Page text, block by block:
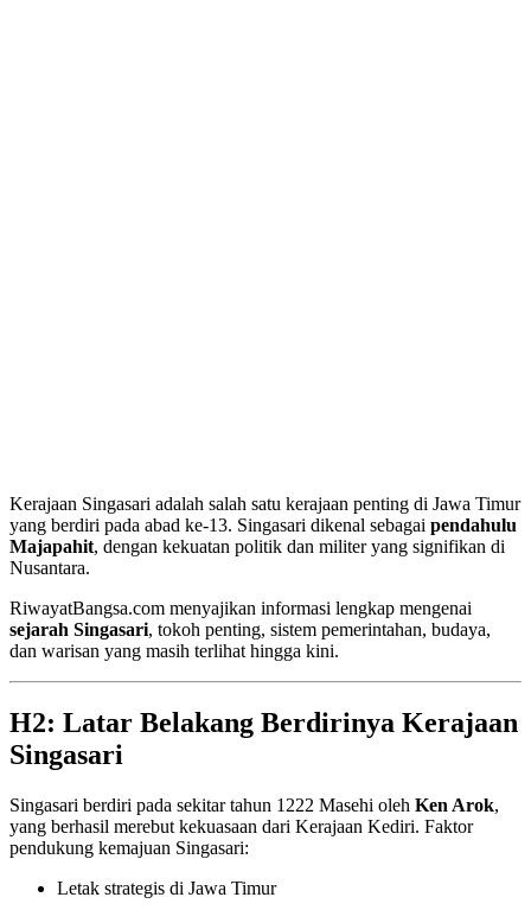
Kerajaan Singasari adalah salah satu kerajaan penting di Jawa Timur
yang berdiri pada abad ke-13. Singasari dikenal sebagai pendahulu
Majapahit, dengan kekuatan politik dan militer yang signifikan di
Nusantara.
RiwayatBangsa.com menyajikan informasi lengkap mengenai
sejarah Singasari, tokoh penting, sistem pemerintahan, budaya,
dan warisan yang masih terlihat hingga kini.
H2: Latar Belakang Berdirinya Kerajaan
Singasari
Singasari berdiri pada sekitar tahun 1222 Masehi oleh Ken Arok,
yang berhasil merebut kekuasaan dari Kerajaan Kediri. Faktor
pendukung kemajuan Singasari:
Letak strategis di Jawa Timur